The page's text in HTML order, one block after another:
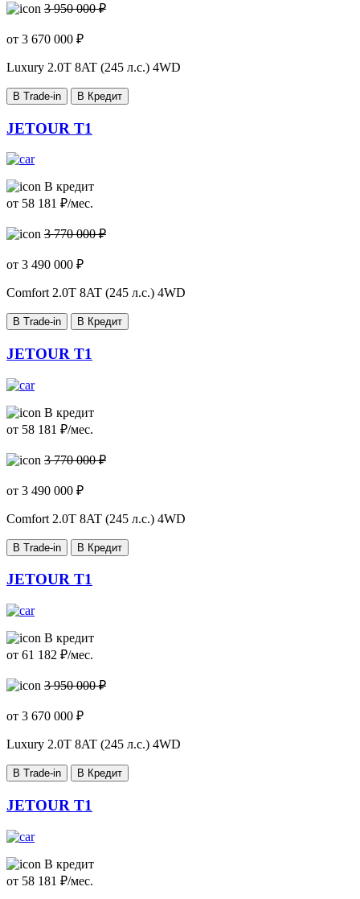
3 950 000 ₽
от 3 670 000 ₽
Luxury 2.0T 8AT (245 л.с.) 4WD
В Trade-in В Кредит
JETOUR T1
В кредит
от 58 181 ₽/мес.
3 770 000 ₽
от 3 490 000 ₽
Comfort 2.0T 8AT (245 л.с.) 4WD
В Trade-in В Кредит
JETOUR T1
В кредит
от 58 181 ₽/мес.
3 770 000 ₽
от 3 490 000 ₽
Comfort 2.0T 8AT (245 л.с.) 4WD
В Trade-in В Кредит
JETOUR T1
В кредит
от 61 182 ₽/мес.
3 950 000 ₽
от 3 670 000 ₽
Luxury 2.0T 8AT (245 л.с.) 4WD
В Trade-in В Кредит
JETOUR T1
В кредит
от 58 181 ₽/мес.